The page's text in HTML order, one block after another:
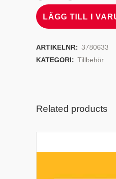
LÄGG TILL I
ARTIKELNR: 3780633
KATEGORI: Tillbehör
Related products